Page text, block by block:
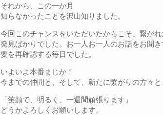
それから、この一か月
知らなかったことを沢山知りました。
今回このチャンスをいただいたからこそ、繋が
発見ばかりでした。お一人お一人のお話をお聞
要を再確認する毎日でした。
いよいよ本番まじか！
今までの仲間と、そして、新たに繋がりの方々
「笑顔で、明るく、一週間頑張ります」
どうかよろしくお願いします。